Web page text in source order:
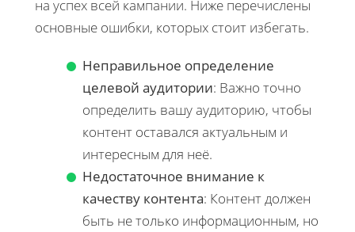
на успех всей кампании. Ниже перечислены
основные ошибки, которых стоит избегать.
Неправильное определение
целевой аудитории: Важно точно
определить вашу аудиторию, чтобы
контент оставался актуальным и
интересным для неё.
Недостаточное внимание к
качеству контента: Контент должен
быть не только информационным, но